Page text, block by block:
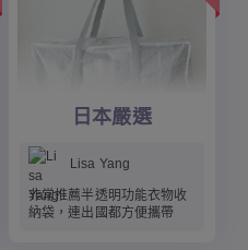
日本嚴選
Lisa Yang
非常推薦半透明功能衣物收
納袋，連出國都方便攜帶